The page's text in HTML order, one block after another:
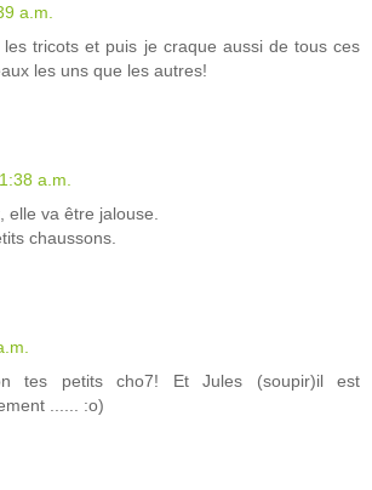
a.m.
les tricots et puis je craque aussi de tous ces
les uns que les autres!
a.m.
elle va être jalouse.
chaussons.
tes petits cho7! Et Jules (soupir)il est
...... :o)